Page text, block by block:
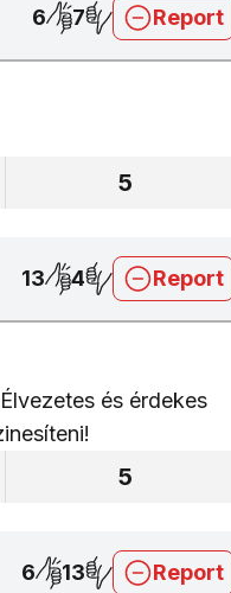
6 7 Report
5
13 4 Report
és érdekes
5
6 13 Report